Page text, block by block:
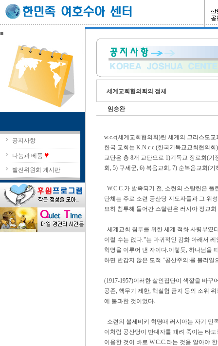
■
공지사항
나눔과 베품 ♥
발전위원회 게시판
세계교회협의회의 정체
임승완
w.c.c(세계교회협의회)란 세계의 그리스도
한국 교회는 K.N.c.c.(한국기독교교회협의
교단은 총 8개 교단으로 1)기독교 장로회(
회, 5) 구세군, 6) 복음교회, 7) 순복음교회(기
W.C.C.가 발족되기 전, 소련의 스탈린은
단체는 주로 소련 공산당 지도자들과 그 위
묘히 침투해 들어간 스탈린은 러시아 정교
세계교회 침투를 위한 세계 적화 사령부였
이럴 수는 없다."는 마귀적인 감화 아래서
혁명을 이루어 낸 자이다.이렇듯, 하나님을
하면 반갑지 않은 도적 "공산주의:를 불러일
(1917-1957)이러한 살인집단이 색깔을 바꾸
공존, 핵무기 제한, 핵실험 금지 등의 소위
에 불과한 것이었다.
소련의 볼세비키 혁명때 러시아는 자기 민
이처럼 공산당이 반대자를 때려 죽이는 타
이용한 것이 바로 W.C.C.라는 것을 알아야